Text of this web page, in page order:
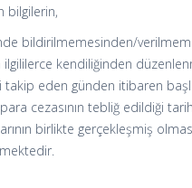
bilgilerin,
bildirilmemesinden/
ilgililerce kendiliğinden
takip eden günden itibaren
cezasının tebliğ edildiği
birlikte gerçekleşmiş